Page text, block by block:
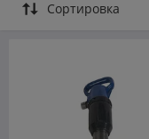
Сортировка